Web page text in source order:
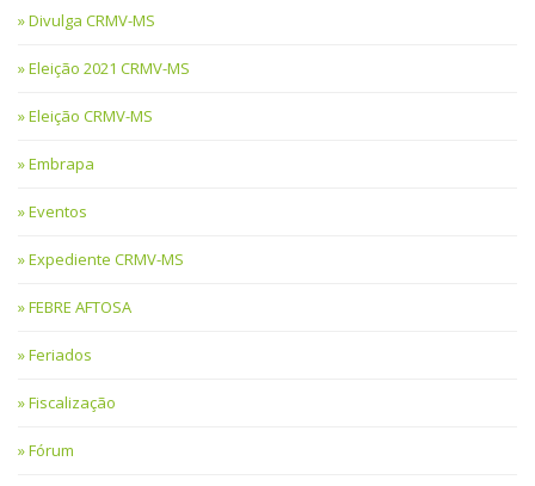
Divulga CRMV-MS
Eleição 2021 CRMV-MS
Eleição CRMV-MS
Embrapa
Eventos
Expediente CRMV-MS
FEBRE AFTOSA
Feriados
Fiscalização
Fórum